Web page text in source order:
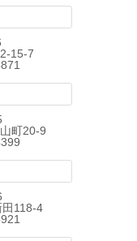
15-7
町20-9
118-4